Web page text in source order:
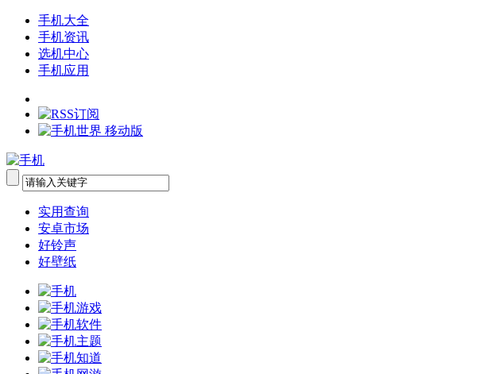
手机大全
手机资讯
选机中心
手机应用
实用查询
安卓市场
好铃声
好壁纸